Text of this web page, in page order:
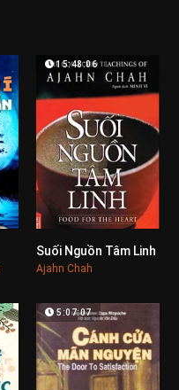
0
15:48:06
Suối Nguồn Tâm Linh
Ajahn Chah
5:07:07